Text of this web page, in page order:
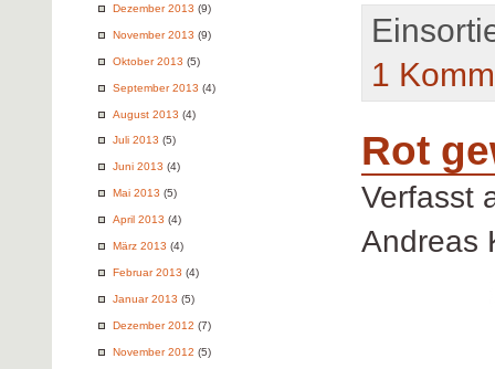
Dezember 2013 (9)
November 2013 (9)
Oktober 2013 (5)
September 2013 (4)
August 2013 (4)
Juli 2013 (5)
Juni 2013 (4)
Mai 2013 (5)
April 2013 (4)
März 2013 (4)
Februar 2013 (4)
Januar 2013 (5)
Dezember 2012 (7)
November 2012 (5)
1
Rot
Verfasst
Andreas